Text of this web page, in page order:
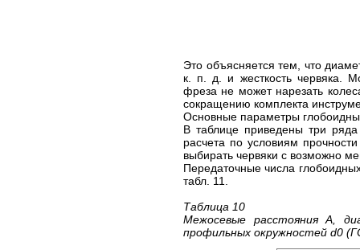
Это объясняется тем, что
к. п. д. и жесткость червяка.
фреза не может нарезать
сокращению комплекта
Основные параметры
В таблице приведены три
расчета по условиям
выбирать червяки с возможно
Передаточные числа
табл. 11.
Таблица 10
Межосевые расстояния А,
профильных окружностей d0